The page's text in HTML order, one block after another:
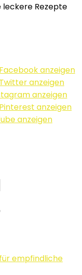
leckere Rezepte
anzeigen
anzeigen
anzeigen
anzeigen
anzeigen
empfindliche